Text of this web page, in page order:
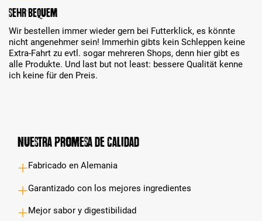
Reseña con calificación de 5 de 5 estrellas
Sehr bequem
Wir bestellen immer wieder gern bei Futterklick, es könnte
nicht angenehmer sein! Immerhin gibts kein Schleppen keine
Extra-Fahrt zu evtl. sogar mehreren Shops, denn hier gibt es
alle Produkte. Und last but not least: bessere Qualität kenne
ich keine für den Preis.
Nuestra promesa de calidad
Fabricado en Alemania
Garantizado con los mejores ingredientes
Mejor sabor y digestibilidad